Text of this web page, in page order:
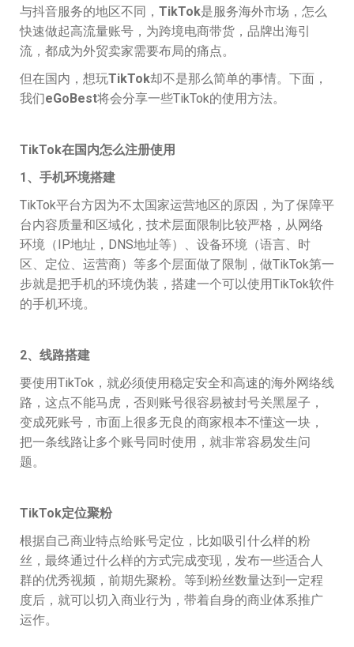
与抖音服务的地区不同， TikTok是服务海外市场，怎么
快速做起高流量账号，为跨境电商带货，品牌出海引
流，都成为外贸卖家需要布局的痛点。
但在国内，想玩TikTok却不是那么简单的事情。下面，
我们eGoBest将会分享一些TikTok的使用方法。
TikTok在国内怎么注册使用
1、手机环境搭建
TikTok平台方因为不太国家运营地区的原因，为了保障平
台内容质量和区域化，技术层面限制比较严格，从网络
环境（IP地址，DNS地址等）、设备环境（语言、时
区、定位、运营商）等多个层面做了限制，做TikTok第一
步就是把手机的环境伪装，搭建一个可以使用TikTok软件
的手机环境。
2、线路搭建
要使用TikTok，就必须使用稳定安全和高速的海外网络线
路，这点不能马虎，否则账号很容易被封号关黑屋子，
变成死账号，市面上很多无良的商家根本不懂这一块，
把一条线路让多个账号同时使用，就非常容易发生问
题。
TikTok定位聚粉
根据自己商业特点给账号定位，比如吸引什么样的粉
丝，最终通过什么样的方式完成变现，发布一些适合人
群的优秀视频，前期先聚粉。等到粉丝数量达到一定程
度后，就可以切入商业行为，带着自身的商业体系推广
运作。